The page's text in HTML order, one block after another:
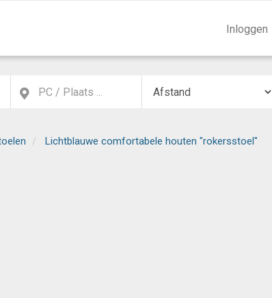
Inloggen
Lichtblauwe comfortabele houten "rokersstoel"